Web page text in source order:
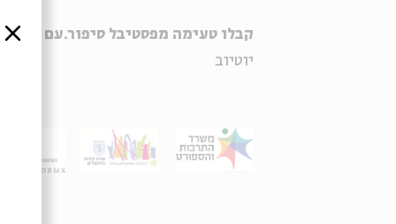
קבלו טעימה מפסטיבל סיפור.עם 2016:
יוטיוב
סגור